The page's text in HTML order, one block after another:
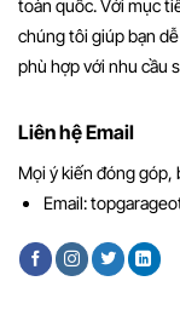
toàn quốc. Với mục
chúng tôi giúp bạn
phù hợp với nhu cầu
Liên hệ Email
Mọi ý kiến đóng góp,
Email: